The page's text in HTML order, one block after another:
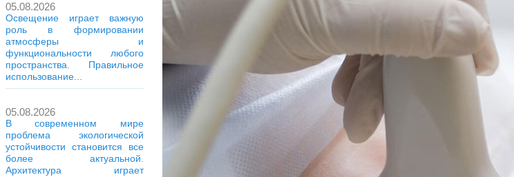
05.08.2026
Освещение играет важную
роль в формировании
атмосферы и
функциональности любого
пространства. Правильное
использование...
05.08.2026
В современном мире
проблема экологической
устойчивости становится все
более актуальной.
Архитектура играет